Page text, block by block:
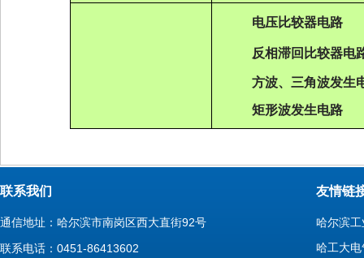
电压比较器电路
反相滞回比较器电
方波、 三角波发生
矩形波发生电路
联系我们
通信地址：哈尔滨市南岗区西大直街92号
联系电话：0451-86413602
友情链
哈尔滨
哈工大